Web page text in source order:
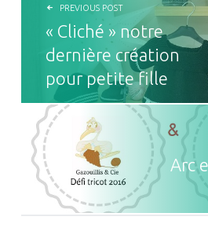
PREVIOUS POST
« Cliché » notre
dernière création
pour petite fille
Arc